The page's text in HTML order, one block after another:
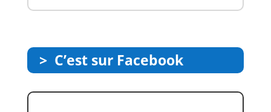
> C’est sur Facebook